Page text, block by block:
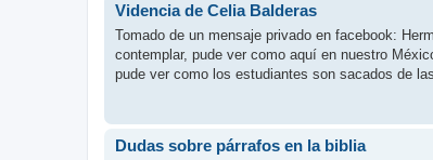
Videncia de Celia Balderas
Tomado de un mensaje privado en facebook:
contemplar, pude ver como aquí en nuestro
pude ver como los estudiantes son sacados de las
Dudas sobre párrafos en la biblia